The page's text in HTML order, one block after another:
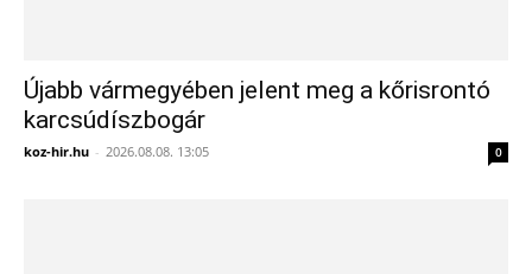
Újabb vármegyében jelent meg a kőrisrontó
karcsúdíszbogár
koz-hir.hu - 2026.08.08. 13:05 0